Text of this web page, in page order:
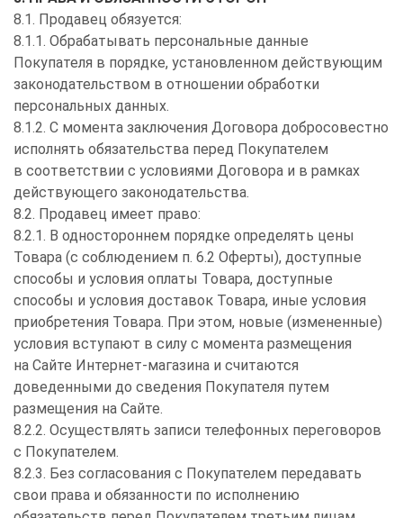
8.1. Продавец обязуется:
8.1.1. Обрабатывать персональные данные
Покупателя в порядке, установленном действующим
законодательством в отношении обработки
персональных данных.
8.1.2. С момента заключения Договора добросовестно
исполнять обязательства перед Покупателем
в соответствии с условиями Договора и в рамках
действующего законодательства.
8.2. Продавец имеет право:
8.2.1. В одностороннем порядке определять цены
Товара (с соблюдением п. 6.2 Оферты), доступные
способы и условия оплаты Товара, доступные
способы и условия доставок Товара, иные условия
приобретения Товара. При этом, новые (измененные)
условия вступают в силу с момента размещения
на Сайте Интернет-магазина и считаются
доведенными до сведения Покупателя путем
размещения на Сайте.
8.2.2. Осуществлять записи телефонных переговоров
с Покупателем.
8.2.3. Без согласования с Покупателем передавать
свои права и обязанности по исполнению